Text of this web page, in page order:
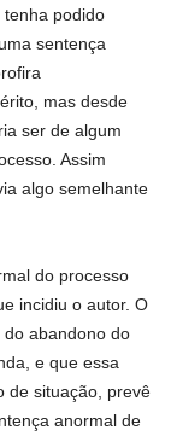
podido
sentença
mas desde
ser de algum
Assim
algo semelhante
do processo
incidiu o autor. O
abandono do
e que essa
de situação, prevê
anormal de